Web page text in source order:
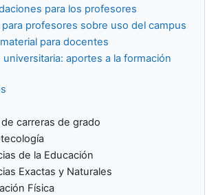
para los profesores
para profesores sobre uso del campus
para docentes
universitaria: aportes a la formación
carreras de grado
de la Educación
Exactas y Naturales
Física